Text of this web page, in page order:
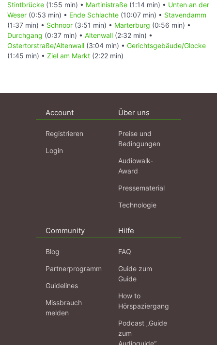
Stintbrücke (1:55 min) • Martinistraße (1:14 min) • Unten an der
Weser (0:53 min) • Ende Schlachte (10:07 min) • Stavendamm
(1:37 min) • Schnoor (3:51 min) • Marterburg (0:56 min) •
Durchgang (0:37 min) • Altenwall (2:32 min) •
Ostertorstraße/Altenwall (3:04 min) • Gerichtsgebäude/Glocke
(1:45 min) • Ziel am Markt (2:22 min)
Account
Registrieren
Login
Über uns
Preise und
Bedingungen
Audiowalk-
Award
Pressematerial
Technologie
Community
Blog
Partnerprogramm
Guidelines
Missbrauch
melden
Hilfe
FAQ
Guide zum
Guide
How to
Hörspaziergang
Podcast „Guide
zum
Audioguide“